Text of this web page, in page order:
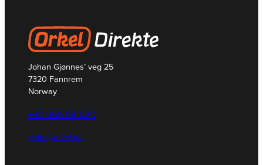
Johan Gjønnes’ veg 25
7320 Fannrem
Norway
+47 953 04 020
deler@orkel.no